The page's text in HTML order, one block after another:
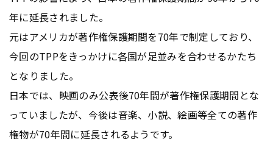
年に延長されました。
元はアメリカが著作権保護期間を70年で制定しており、
今回のTPPをきっかけに各国が足並みを合わせるかたち
となりました。
日本では、映画のみ公表後70年間が著作権保護期間とな
っていましたが、今後は音楽、小説、絵画等全ての著作
権物が70年間に延長されるようです。